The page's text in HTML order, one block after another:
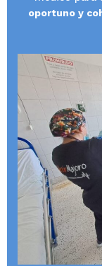
oportuno y